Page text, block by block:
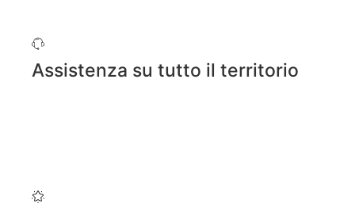
Assistenza su tutto il territorio